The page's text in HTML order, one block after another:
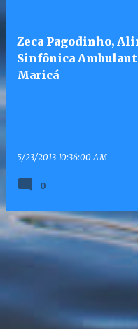
Zeca Pagodinho,
Sinfônica
Maricá
5/23/2013 10:36:00 AM
0